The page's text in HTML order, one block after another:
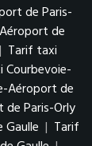
de Paris-
de
| Tarif taxi
Courbevoie-
Aéroport de
de Paris-Orly
| Tarif